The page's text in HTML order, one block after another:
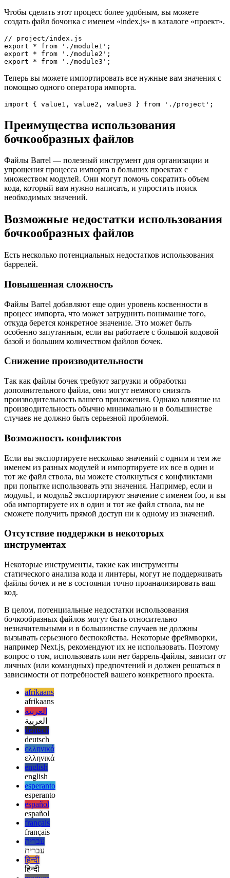
import { value1 } from './module1';
Чтобы сделать этот процесс более удобным, вы можете
создать файл бочонка с именем «index.js» в каталоге «проект».
// project/index.js
export * from './module1';
Теперь вы можете импортировать все нужные вам значения с
помощью одного оператора импорта.
Преимущества использования
бочкообразных файлов
Файлы Barrel — полезный инструмент для организации и
множеством модулей. Они могут помочь сократить объем
кода, который вам нужно написать, и упростить поиск
необходимых значений.
Возможные недостатки использования
баррелей.
Повышенная сложность
Файлы Barrel добавляют еще один уровень косвенности в
откуда берется конкретное значение. Это может быть
базой и большим количеством файлов бочек.
Снижение производительности
Так как файлы бочек требуют загрузки и обработки
производительность вашего приложения. Однако влияние на
случаев не должно быть серьезной проблемой.
Возможность конфликтов
Если вы экспортируете несколько значений с одним и тем же
именем из разных модулей и импортируете их все в один и
тот же файл ствола, вы можете столкнуться с конфликтами
модуль1, и модуль2 экспортируют значение с именем foo, и вы
оба импортируете их в один и тот же файл ствола, вы не
Отсутствие поддержки в некоторых
инструментах
Некоторые инструменты, такие как инструменты
статического анализа кода и линтеры, могут не поддерживать
файлы бочек и не в состоянии точно проанализировать ваш
код.
В целом, потенциальные недостатки использования
бочкообразных файлов могут быть относительно
незначительными и в большинстве случаев не должны
вызывать серьезного беспокойства. Некоторые фреймворки,
например Next.js, рекомендуют их не использовать. Поэтому
вопрос о том, использовать или нет баррель-файлы, зависит от
личных (или командных) предпочтений и должен решаться в
зависимости от потребностей вашего конкретного проекта.
afrikaans
afrikaans
العربية
العربية
deutsch
deutsch
ελληνικά
ελληνικά
english
english
esperanto
esperanto
español
español
français
français